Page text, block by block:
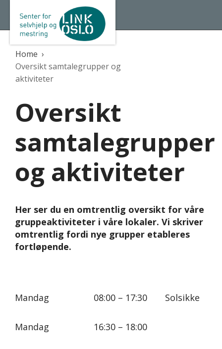
Home
Oversikt samtalegrupper og
aktiviteter
Oversikt
samtalegrupper
og aktiviteter
Her ser du en omtrentlig oversikt for våre
gruppeaktiviteter i våre lokaler. Vi skriver
omtrentlig fordi nye grupper etableres
fortløpende.
Mandag 08:00 – 17:30 Solsikke
Mandag 16:30 – 18:00